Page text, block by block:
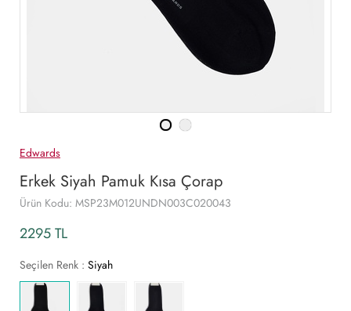
Edwards
Erkek Siyah Pamuk Kısa Çorap
Ürün Kodu: MSP23M012UNDN003C020043
2295 TL
Seçilen Renk : Siyah